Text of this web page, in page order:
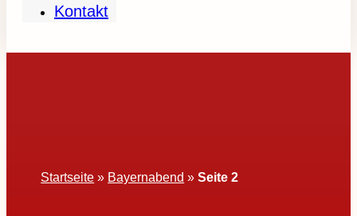
Kontakt
Startseite » Bayernabend »Seite 2